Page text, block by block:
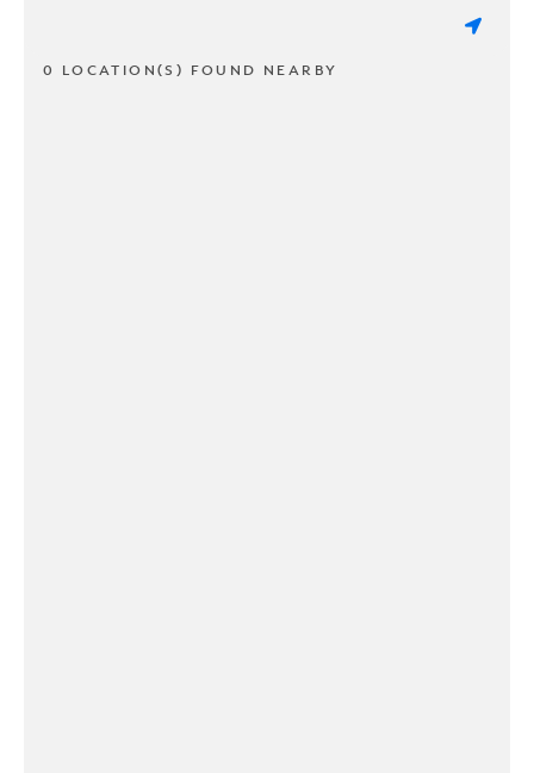
0 LOCATION(S) FOUND NEARBY